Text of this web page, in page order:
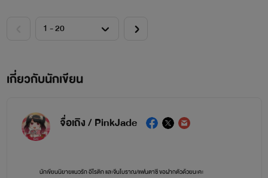
เกี่ยวกับนักเขียน
จื่อเถิง / PinkJade
นักเขียนนิยายแนวรัก อีโรติก และจีนโบราณ/แฟนตาซี ขอฝากตัวด้วยนะคะ